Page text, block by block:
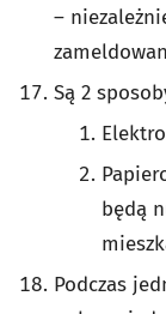
–
Są 2
będą
Podczas